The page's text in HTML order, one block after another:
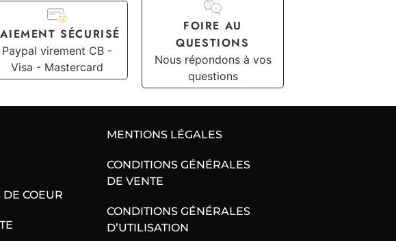
SÉCURISÉ
Paypal virement CB -
Visa - Mastercard
FOIRE AU
QUESTIONS
Nous répondons à vos
questions
DE COEUR
MENTIONS LÉGALES
CONDITIONS GÉNÉRALES
DE VENTE
CONDITIONS GÉNÉRALES
D’UTILISATION